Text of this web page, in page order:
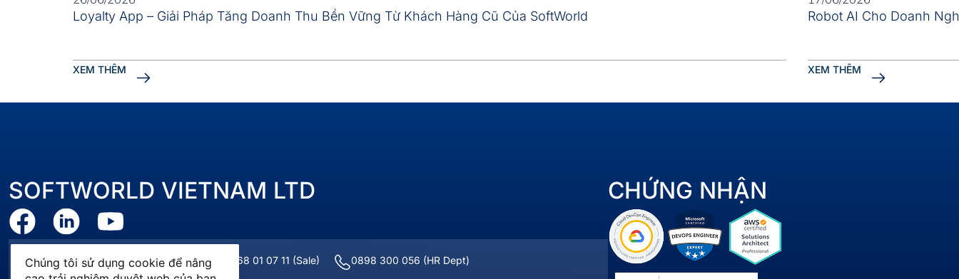
Loyalty App – Giải Pháp Tăng Doanh Thu Bền Vững Từ Khách Hàng Cũ Của SoftWorld
XEM THÊM
Robot AI Cho Doanh
XEM THÊM
SOFTWORLD VIETNAM LTD
+84 968 01 07 11 (Sale) 0898 300 056 (HR Dept)
CHỨNG NHẬN
Chúng tôi sử dụng cookie để nâng